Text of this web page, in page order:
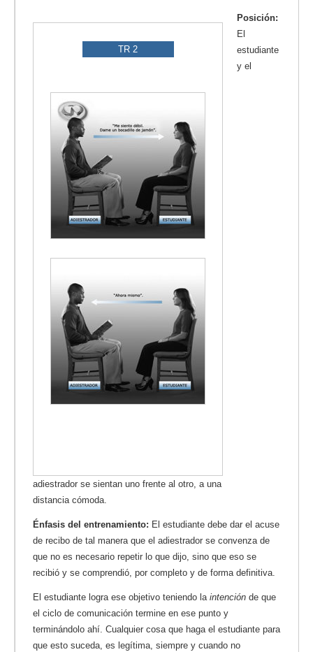
TR 2
Posición:
El
estudiante
y el
adiestrador se sientan uno frente al otro, a una
distancia cómoda.
Énfasis del entrenamiento: El estudiante debe dar el acuse
de recibo de tal manera que el adiestrador se convenza de
que no es necesario repetir lo que dijo, sino que eso se
recibió y se comprendió, por completo y de forma definitiva.
El estudiante logra ese objetivo teniendo la intención de que
el ciclo de comunicación termine en ese punto y
terminándolo ahí. Cualquier cosa que haga el estudiante para
que esto suceda, es legítima, siempre y cuando no